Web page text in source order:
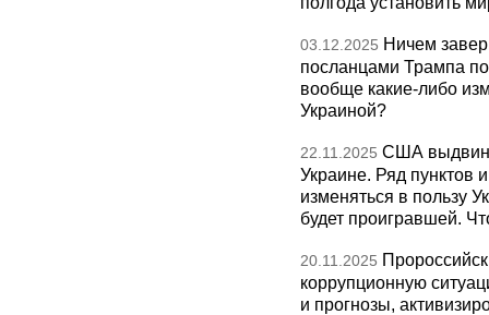
03.12.2025 Ничем
посланцами Трампа
вообще какие-либо
Украиной?
22.11.2025 США
Украине. Ряд пунктов
изменяться в пользу
будет проигравшей.
20.11.2025
коррупционную
и прогнозы,